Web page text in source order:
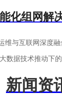
化组网解
维与互联网深度
数据技术推动下的
新闻资